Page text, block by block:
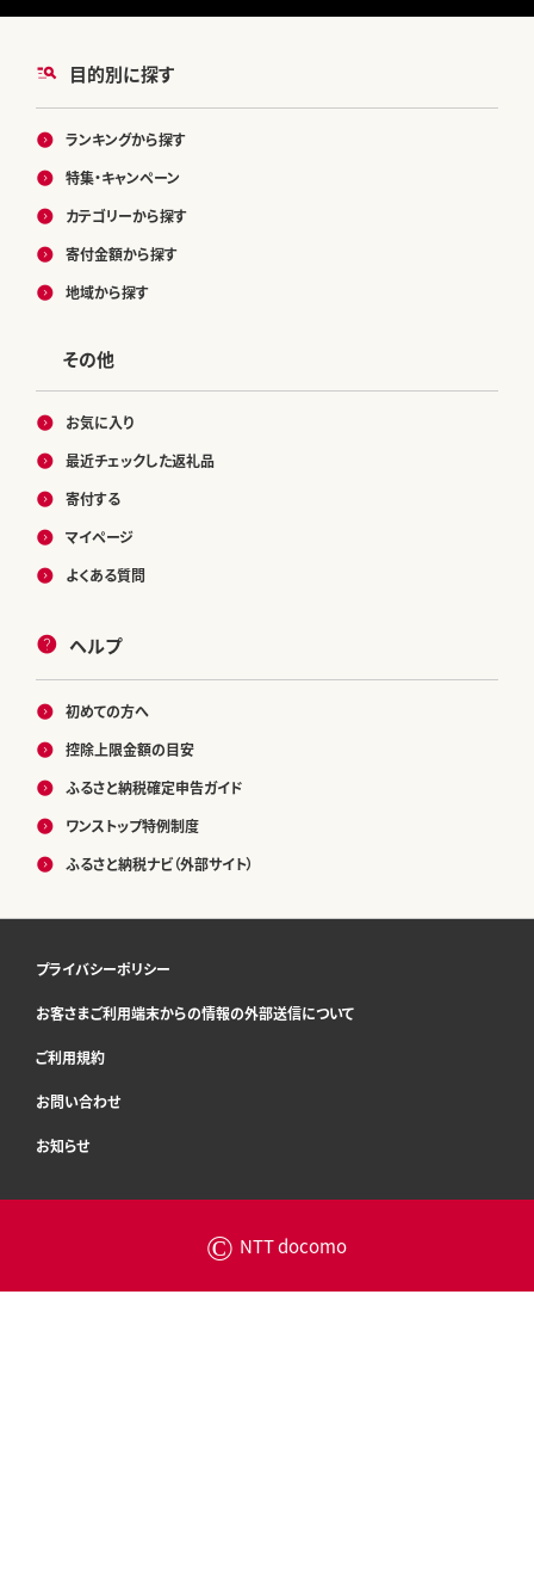
目的別に探す
ランキングから探す
特集・キャンペーン
カテゴリーから探す
寄付金額から探す
地域から探す
その他
お気に入り
最近チェックした返礼品
寄付する
マイページ
よくある質問
ヘルプ
初めての方へ
控除上限金額の目安
ふるさと納税確定申告ガイド
ワンストップ特例制度
ふるさと納税ナビ（外部サイト）
プライバシーポリシー
お客さまご利用端末からの情報の外部送信について
ご利用規約
お問い合わせ
お知らせ
© NTT docomo